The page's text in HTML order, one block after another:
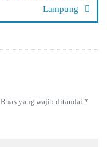
Lampung
Ruas yang wajib ditandai *